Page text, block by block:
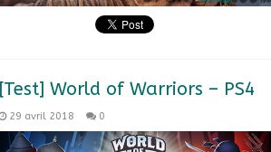
[Test] World of Warriors – PS4
29 avril 2018 0